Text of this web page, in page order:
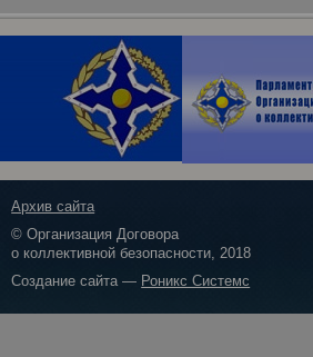
Архив сайта
© Организация Договора
о коллективной безопасности, 2018
Создание сайта — Роникс Системс